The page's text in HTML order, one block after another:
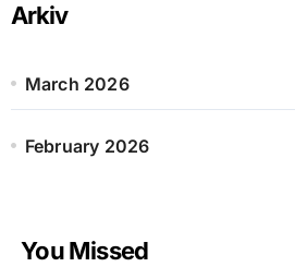
Arkiv
March 2026
February 2026
You Missed